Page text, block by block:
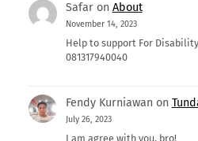
Safaron About
November 14, 2023
Help to support For
081317940040
Fendy Kurniawanon
July 26, 2023
I am agree with you, bro!